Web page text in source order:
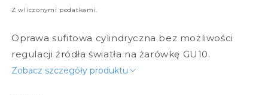
Z wliczonymi podatkami.
Oprawa sufitowa cylindryczna bez możliwości
regulacji źródła światła na żarówkę GU10.
Zobacz szczegóły produktu